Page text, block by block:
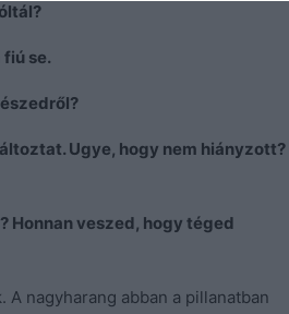
se.
Ugye, hogy nem hiányzott?
Honnan veszed, hogy téged
nagyharang abban a pillanatban